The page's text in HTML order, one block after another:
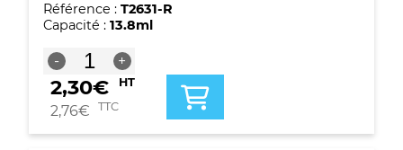
Noire
photo
Référence : T2631-R
Capacité : 13.8ml
-
quantité
de
Cartouche
compatible
T2631
+
2,30€ HT
2,76€ TTC